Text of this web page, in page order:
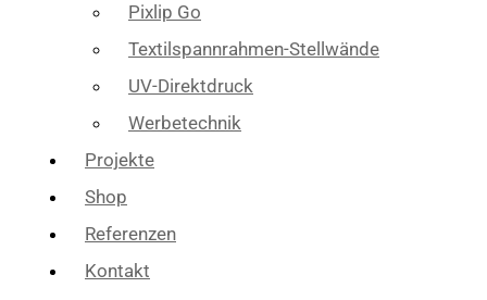
Pixlip Go
Textilspannrahmen-Stellwände
UV-Direktdruck
Werbetechnik
Projekte
Shop
Referenzen
Kontakt